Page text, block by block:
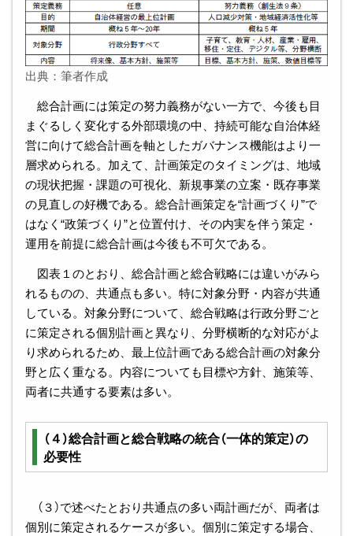
出典：筆者作成
総合計画には策定の努力義務がない一方で、今後も目
まぐるしく変化する外部環境の中、持続可能な自治体経
営に向けて総合計画を軸としたガバナンス機能はより一
層求められる。加えて、計画策定のタイミングは、地域
の現状把握・課題の可視化、新規事業の立案・既存事業
の見直しの好機である。総合計画策定を“計画づくり”で
はなく“政策づくり”と位置付け、その内実を伴う策定・
運用を前提に総合計画は今後も不可欠である。
図表１のとおり、総合計画と総合戦略には違いがみら
れるものの、共通点も多い。特に対象分野・内容が共通
している。対象分野について、総合戦略は行政分野ごと
に策定される個別計画と異なり、分野横断的な対応がよ
り求められるため、最上位計画である総合計画の対象分
野と広く重なる。内容についても目標や方針、施策等、
両者に共通する要素は多い。
（４）総合計画と総合戦略の統合（一体的策定）の
必要性
（３）で述べたとおり共通点の多い両計画だが、両者は
個別に策定されるケースが多い。個別に策定する場合、